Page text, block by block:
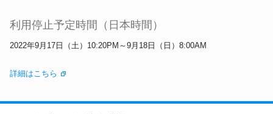
カードローン
ギフトカードなど
法人のお客様
加盟店のお客様
利用停止予定時間（日本時間）
2022年9月17日（土）10:20PM～9月18日（日）8:00AM
詳細はこちら